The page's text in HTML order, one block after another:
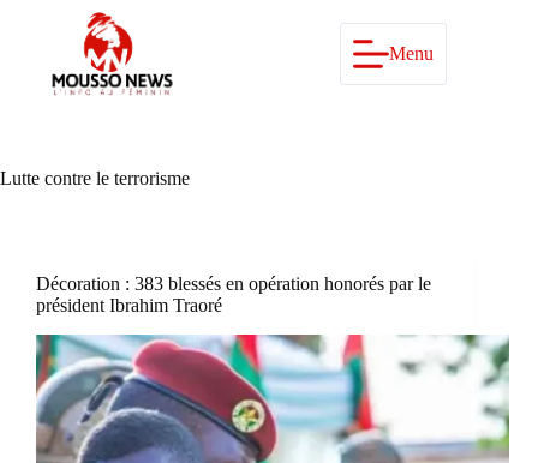
Menu
Lutte contre le terrorisme
Décoration : 383 blessés en opération honorés par le
président Ibrahim Traoré